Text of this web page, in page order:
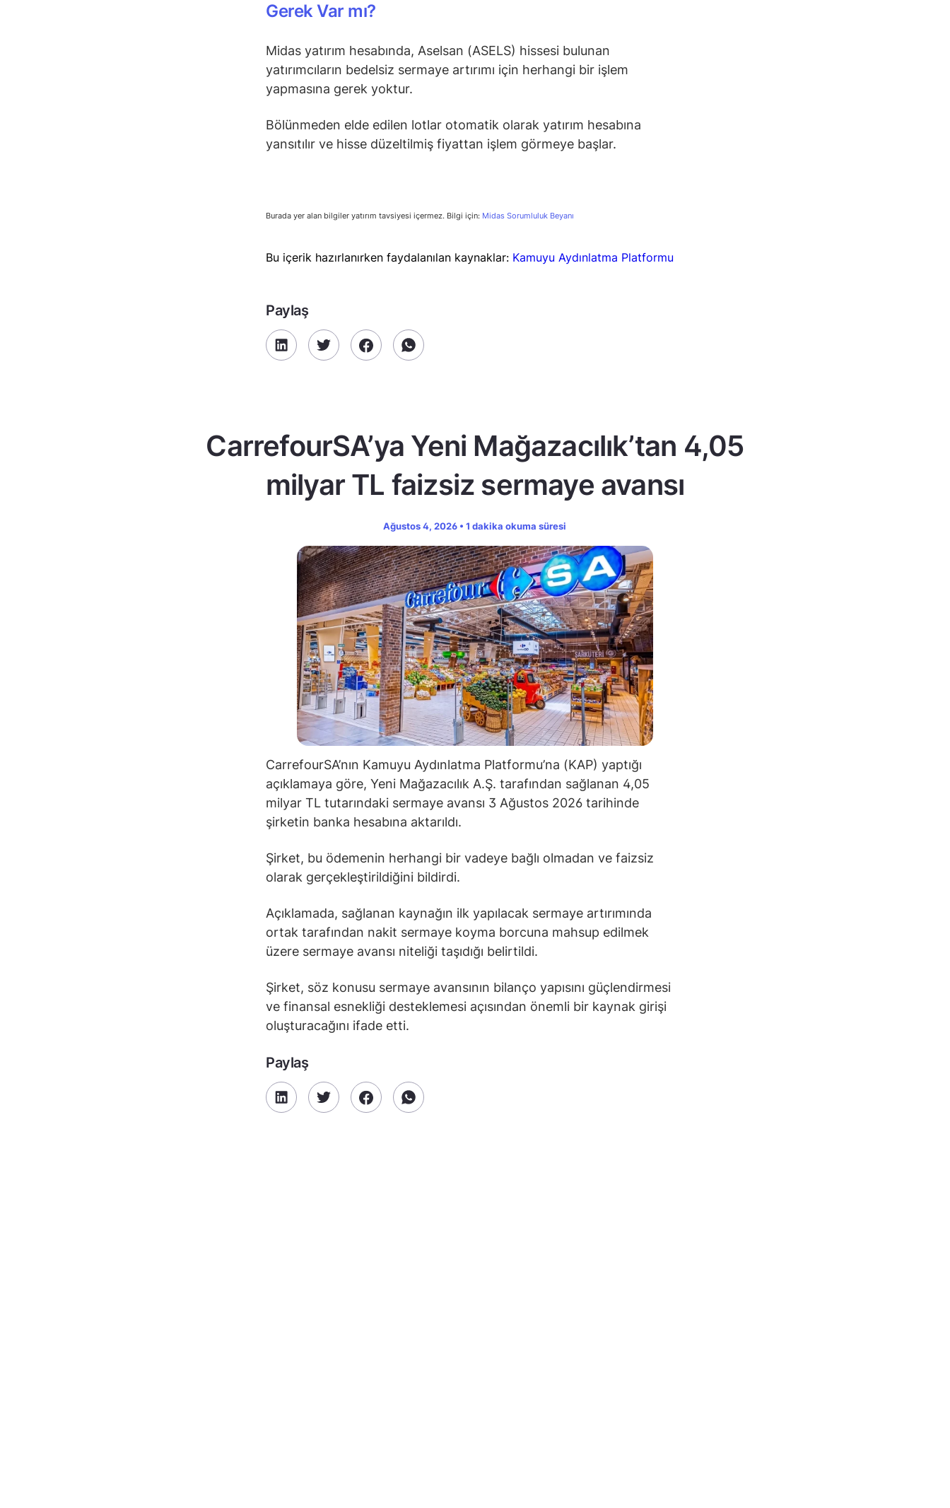
Gerek Var mı?
Midas yatırım hesabında, Aselsan (ASELS) hissesi bulunan
yatırımcıların bedelsiz sermaye artırımı için herhangi bir işlem
yapmasına gerek yoktur.
Bölünmeden elde edilen lotlar otomatik olarak yatırım hesabına
yansıtılır ve hisse düzeltilmiş fiyattan işlem görmeye başlar.
Burada yer alan bilgiler yatırım tavsiyesi içermez. Bilgi için: Midas Sorumluluk Beyanı
Bu içerik hazırlanırken faydalanılan kaynaklar: Kamuyu Aydınlatma Platformu
Paylaş
CarrefourSA’ya Yeni Mağazacılık’tan 4,05
milyar TL faizsiz sermaye avansı
Ağustos 4, 2026 • 1 dakika okuma süresi
CarrefourSA’nın Kamuyu Aydınlatma Platformu’na (KAP) yaptığı
açıklamaya göre, Yeni Mağazacılık A.Ş. tarafından sağlanan 4,05
milyar TL tutarındaki sermaye avansı 3 Ağustos 2026 tarihinde
şirketin banka hesabına aktarıldı.
Şirket, bu ödemenin herhangi bir vadeye bağlı olmadan ve faizsiz
olarak gerçekleştirildiğini bildirdi.
Açıklamada, sağlanan kaynağın ilk yapılacak sermaye artırımında
ortak tarafından nakit sermaye koyma borcuna mahsup edilmek
üzere sermaye avansı niteliği taşıdığı belirtildi.
Şirket, söz konusu sermaye avansının bilanço yapısını güçlendirmesi
ve finansal esnekliği desteklemesi açısından önemli bir kaynak girişi
oluşturacağını ifade etti.
Paylaş